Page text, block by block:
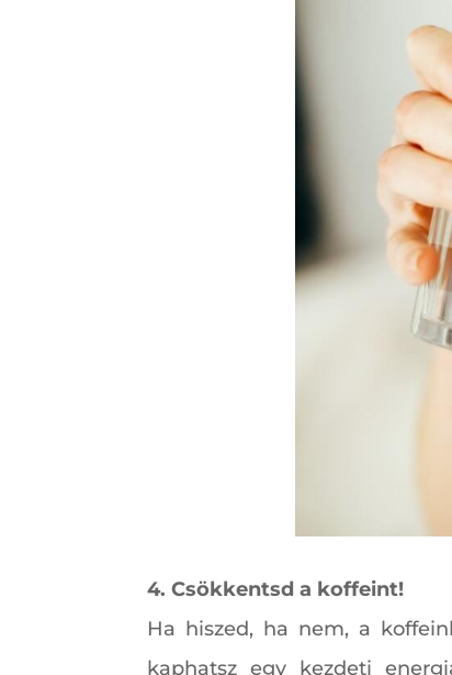
4. Csökkentsd a koffeint!
Ha hiszed, ha nem, a
kaphatsz egy kezdeti